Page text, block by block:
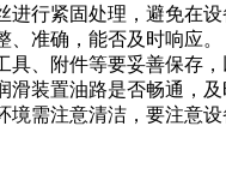
行紧固处理，避免在
、准确，能否及时响
、附件等要妥善保存
装置油路是否畅通，
注意清洁，要注意设